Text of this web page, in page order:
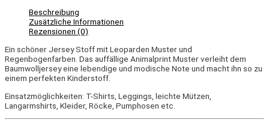
Beschreibung
Zusätzliche Informationen
Rezensionen (0)
Ein schöner Jersey Stoff mit Leoparden Muster und
Regenbogenfarben. Das auffällige Animalprint Muster verleiht dem
Baumwolljersey eine lebendige und modische Note und macht ihn so zu
einem perfekten Kinderstoff.
Einsatzmöglichkeiten: T-Shirts, Leggings, leichte Mützen,
Langarmshirts, Kleider, Röcke, Pumphosen etc.